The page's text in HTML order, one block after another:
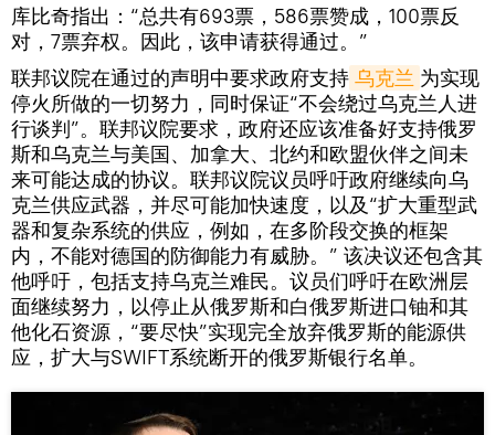
库比奇指出：“总共有693票，586票赞成，100票反
对，7票弃权。因此，该申请获得通过。”
联邦议院在通过的声明中要求政府支持 乌克兰 为实现
停火所做的一切努力，同时保证“不会绕过乌克兰人进
行谈判”。联邦议院要求，政府还应该准备好支持俄罗
斯和乌克兰与美国、加拿大、北约和欧盟伙伴之间未
来可能达成的协议。联邦议院议员呼吁政府继续向乌
克兰供应武器，并尽可能加快速度，以及“扩大重型武
器和复杂系统的供应，例如，在多阶段交换的框架
内，不能对德国的防御能力有威胁。” 该决议还包含其
他呼吁，包括支持乌克兰难民。议员们呼吁在欧洲层
面继续努力，以停止从俄罗斯和白俄罗斯进口铀和其
他化石资源，“要尽快”实现完全放弃俄罗斯的能源供
应，扩大与SWIFT系统断开的俄罗斯银行名单。